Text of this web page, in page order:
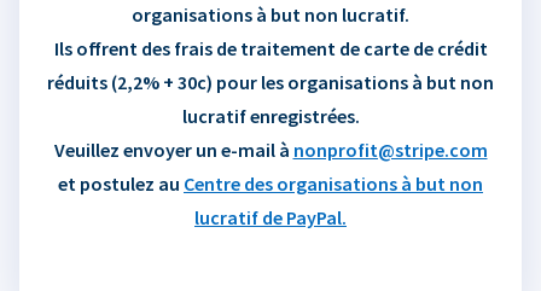
organisations à but non lucratif.
Ils offrent des frais de traitement de carte de crédit
réduits (2,2% + 30c) pour les organisations à but non
lucratif enregistrées.
Veuillez envoyer un e-mail à nonprofit@stripe.com
et postulez au Centre des organisations à but non
lucratif de PayPal.